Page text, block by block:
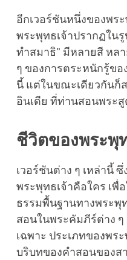
อีกเวอร์ชันหนึ่งของพร
พระพุทธเจ้าปรากฏใน
ทำสมาธิ" มีหลายสี หล
ๆ ของการตระหนักรู้ข
นี้ แต่ในขณะเดียวกันก็ส
อินเดีย ที่ท่านสอนพระสู
ชีวิตของพระพุ
เวอร์ชันต่าง ๆ เหล่านี้
พระพุทธเจ้าคือใคร เพื่
ธรรมพื้นฐานทางพระพุ
สอนในพระคัมภีร์ต่าง
เฉพาะ ประเภทของพ
บริบทของคำสอนของส